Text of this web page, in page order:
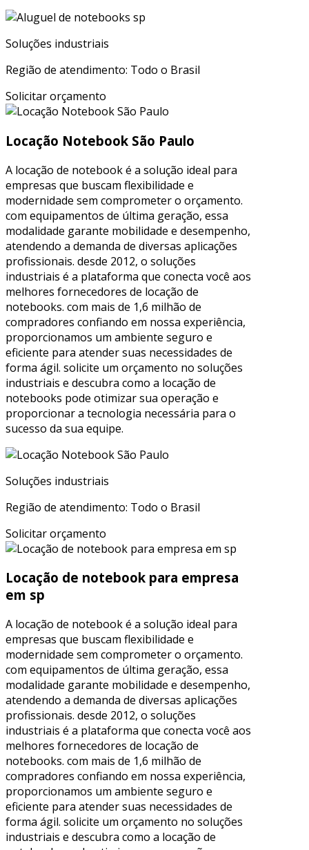
Soluções industriais
Região de atendimento: Todo o Brasil
Solicitar orçamento
Locação Notebook São Paulo
A locação de notebook é a solução ideal para
empresas que buscam flexibilidade e
modernidade sem comprometer o orçamento.
com equipamentos de última geração, essa
modalidade garante mobilidade e desempenho,
atendendo a demanda de diversas aplicações
profissionais. desde 2012, o soluções
industriais é a plataforma que conecta você aos
melhores fornecedores de locação de
notebooks. com mais de 1,6 milhão de
compradores confiando em nossa experiência,
proporcionamos um ambiente seguro e
eficiente para atender suas necessidades de
forma ágil. solicite um orçamento no soluções
industriais e descubra como a locação de
notebooks pode otimizar sua operação e
proporcionar a tecnologia necessária para o
sucesso da sua equipe.
Soluções industriais
Região de atendimento: Todo o Brasil
Solicitar orçamento
Locação de notebook para empresa
em sp
A locação de notebook é a solução ideal para
empresas que buscam flexibilidade e
modernidade sem comprometer o orçamento.
com equipamentos de última geração, essa
modalidade garante mobilidade e desempenho,
atendendo a demanda de diversas aplicações
profissionais. desde 2012, o soluções
industriais é a plataforma que conecta você aos
melhores fornecedores de locação de
notebooks. com mais de 1,6 milhão de
compradores confiando em nossa experiência,
proporcionamos um ambiente seguro e
eficiente para atender suas necessidades de
forma ágil. solicite um orçamento no soluções
industriais e descubra como a locação de